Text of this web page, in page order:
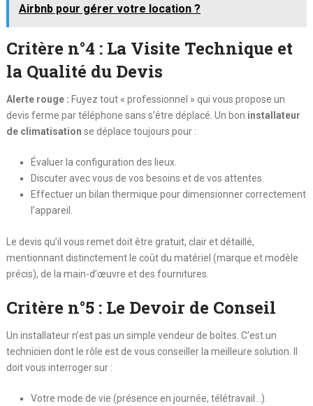
Airbnb pour gérer votre location ?
Critère n°4 : La Visite Technique et
la Qualité du Devis
Alerte rouge : Fuyez tout « professionnel » qui vous propose un
devis ferme par téléphone sans s’être déplacé. Un bon installateur
de climatisation se déplace toujours pour :
Évaluer la configuration des lieux.
Discuter avec vous de vos besoins et de vos attentes.
Effectuer un bilan thermique pour dimensionner correctement
l’appareil.
Le devis qu’il vous remet doit être gratuit, clair et détaillé,
mentionnant distinctement le coût du matériel (marque et modèle
précis), de la main-d’œuvre et des fournitures.
Critère n°5 : Le Devoir de Conseil
Un installateur n’est pas un simple vendeur de boîtes. C’est un
technicien dont le rôle est de vous conseiller la meilleure solution. Il
doit vous interroger sur :
Votre mode de vie (présence en journée, télétravail…).